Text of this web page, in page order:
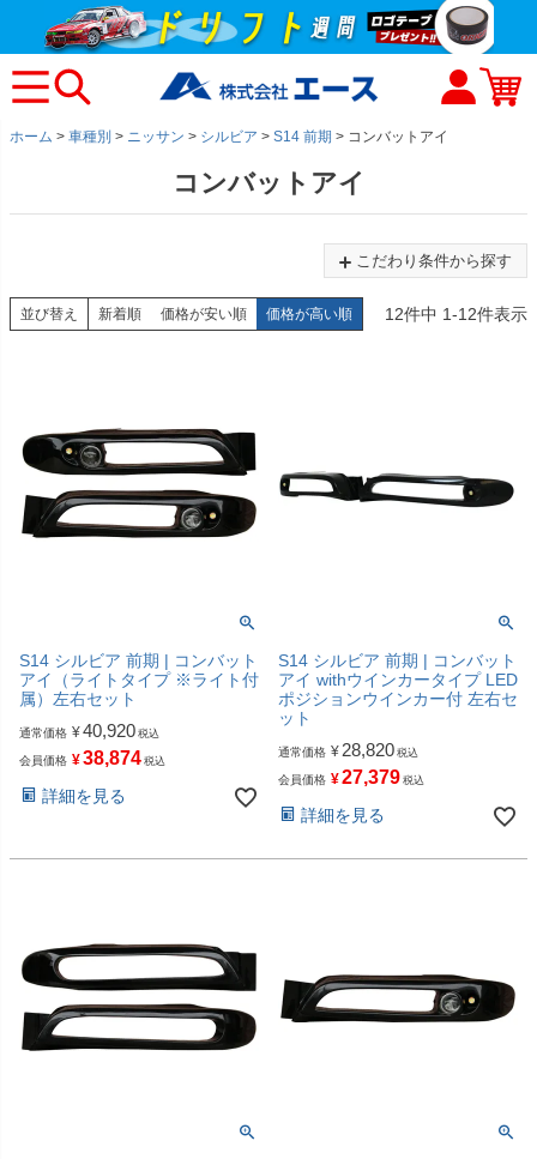
ホーム 車種別 ニッサン シルビア S14 前期 コンバットアイ
コンバットアイ
こだわり条件から探す
並び替え 新着順 価格が安い順 価格が高い順 12件中 1-12件表示
S14 シルビア 前期 | コンバット
アイ（ライトタイプ ※ライト付
属）左右セット
通常価格 ¥40,920 税込
会員価格 ¥38,874 税込
詳細を見る
S14 シルビア 前期 | コンバット
アイ withウインカータイプ LED
ポジションウインカー付 左右セ
ット
通常価格 ¥ 28,820 税込
会員価格 ¥27,379 税込
詳細を見る